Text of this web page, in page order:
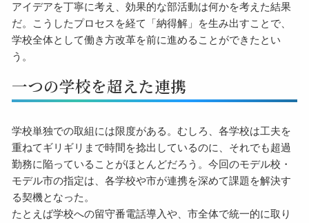
アイデアを丁寧に考え、効果的な部活動は何かを考えた結果
だ。こうしたプロセスを経て「納得解」を生み出すことで、
学校全体として働き方改革を前に進めることができたとい
う。
一つの学校を超えた連携
学校単独での取組には限度がある。むしろ、各学校は工夫を
重ねてギリギリまで時間を捻出しているのに、それでも超過
勤務に陥っていることがほとんどだろう。今回のモデル校・
モデル市の指定は、各学校や市が連携を深めて課題を解決す
る契機となった。
たとえば学校への留守番電話導入や、市全体で統一的に取り